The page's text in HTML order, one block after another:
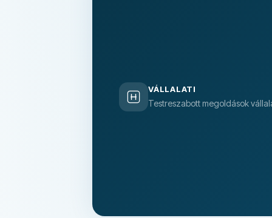
VÁLLALATI
Testreszabott megoldások